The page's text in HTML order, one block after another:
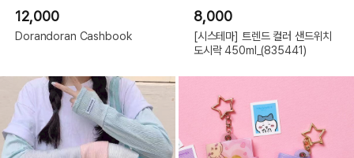
12,000
Dorandoran Cashbook
8,000
[시스테마] 트렌드 컬러 샌드위치
도시락 450ml_(835441)